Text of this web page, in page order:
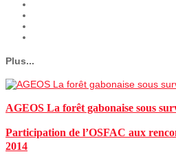
Plus...
AGEOS La forêt gabonaise sous
Participation de l’OSFAC aux
2014